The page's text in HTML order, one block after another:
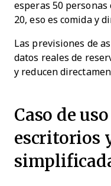
esperas 50
20, eso es comida y
Las previsiones de
datos reales de
y reducen
Caso de
escritorios